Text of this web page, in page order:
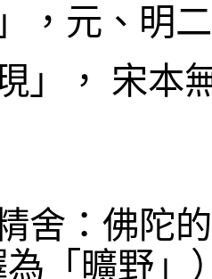
」，元、明
現」， 宋本
舍：佛陀
為「曠野